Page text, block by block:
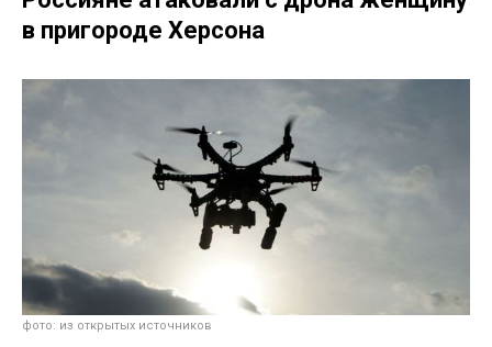
в пригороде Херсона
фото: из открытых источников